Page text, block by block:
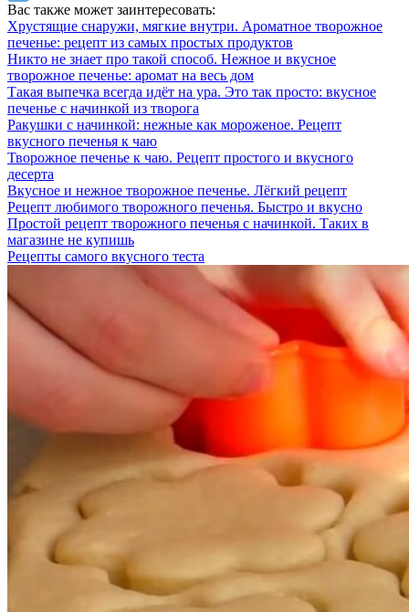
Вас также может заинтересовать:
Хрустящие снаружи, мягкие внутри. Ароматное творожное
печенье: рецепт из самых простых продуктов
Никто не знает про такой способ. Нежное и вкусное
творожное печенье: аромат на весь дом
Такая выпечка всегда идёт на ура. Это так просто: вкусное
печенье с начинкой из творога
Ракушки с начинкой: нежные как мороженое. Рецепт
вкусного печенья к чаю
Творожное печенье к чаю. Рецепт простого и вкусного
десерта
Вкусное и нежное творожное печенье. Лёгкий рецепт
Рецепт любимого творожного печенья. Быстро и вкусно
Простой рецепт творожного печенья с начинкой. Таких в
магазине не купишь
Рецепты самого вкусного теста